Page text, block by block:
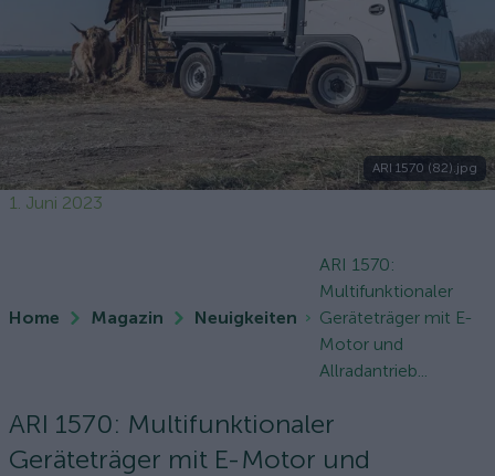
ARI 1570 (82).jpg
1. Juni 2023
Home Magazin Neuigkeiten
ARI 1570:
Multifunktionaler
Geräteträger mit E-
Motor und
Allradantrieb...
ARI 1570: Multifunktionaler
Geräteträger mit E-Motor und